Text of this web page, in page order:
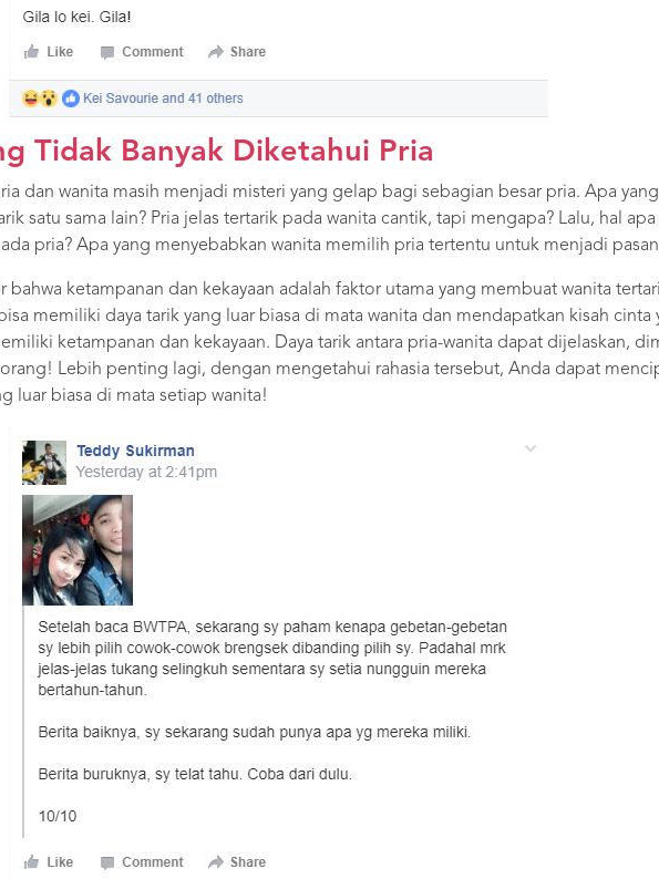
Tidak Banyak Diketahui Pria
dan wanita masih menjadi misteri yang gelap bagi sebagian besar pria. Apa
satu sama lain? Pria jelas tertarik pada wanita cantik, tapi mengapa? Lalu, hal apa
pria? Apa yang menyebabkan wanita memilih pria tertentu untuk menjadi
ketampanan dan kekayaan adalah faktor utama yang membuat wanita
memiliki daya tarik yang luar biasa di mata wanita dan mendapatkan kisah cinta
ketampanan dan kekayaan. Daya tarik antara pria-wanita dapat dijelaskan,
Lebih penting lagi, dengan mengetahui rahasia tersebut, Anda dapat
luar biasa di mata setiap wanita!